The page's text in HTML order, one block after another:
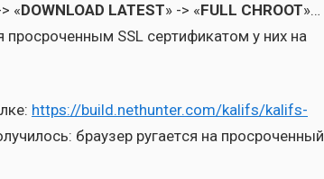
«DOWNLOAD LATEST» -> «FULL CHROOT»…
SSL сер­ти­фи­ка­том у них на
https://build.nethunter.com/kalifs/kalifs-
бра­у­зер руга­ет­ся на про­сро­чен­ный